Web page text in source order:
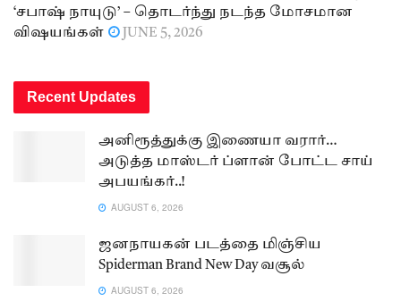
‘சபாஷ் நாயுடு’ – தொடர்ந்து நடந்த மோசமான
விஷயங்கள்
JUNE 5, 2026
Recent Updates
அனிரூத்துக்கு இணையா வரார்…
அடுத்த மாஸ்டர் ப்ளான் போட்ட சாய்
அபயங்கர்..!
AUGUST 6, 2026
ஜனநாயகன் படத்தை மிஞ்சிய
Spiderman Brand New Day வசூல்
AUGUST 6, 2026